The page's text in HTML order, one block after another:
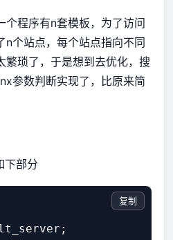
个程序有n套模板，为了访问
n个站点，每个站点指向不同
繁琐了，于是想到去优化，搜
参数判断实现了，比原来简
下部分
复制